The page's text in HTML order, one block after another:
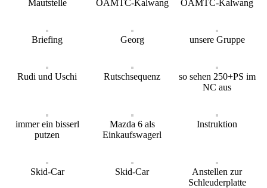
Mautstelle ÖAMTC-Kalwang ÖAMTC-Kalwang
Briefing Georg unsere Gruppe
Rudi und Uschi Rutschsequenz
so sehen 250+PS im
NC aus
immer ein bisserl
putzen
Mazda 6 als
Einkaufswagerl
Instruktion
Skid-Car Skid-Car
Anstellen zur
Schleuderplatte